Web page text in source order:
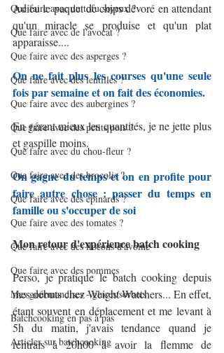
Que faire avec du tofu soyeux ?
Que faire avec de l'avocat ?
Que faire avec des asperges ?
Que faire avec des lentilles ?
Que faire avec des aubergines ?
Que faire avec des petits pois ?
Que faire avec du chou-fleur ?
Que faire avec des brocolis ?
Que faire avec des épinards ?
Que faire avec des tomates ?
Que faire avec des flocons d'avoine
Que faire avec des pommes
Mes gourmandises - glaces/sorbets
Batchcooking en pas à pas
Articles sur batchcooking
Adieu le paquet de chips dévoré en attendant
qu'un miracle se produise et qu'un plat
apparaisse....
On ne fait plus les courses qu'une seule
fois par semaine et on fait des économies.
En gérant mieux les quantités, je ne jette plus
et gaspille moins.
On gagne du temps et on en profite pour
faire autre chose : passer du temps en
famille ou s'occuper de soi
Mon retour d'expérience batch cooking
Perso, je pratique le batch cooking depuis
mes débuts chez Weight Watchers... En effet,
étant souvent en déplacement et me levant à
5h du matin, j'avais tendance quand je
rentrais à 20h00 à avoir la flemme de